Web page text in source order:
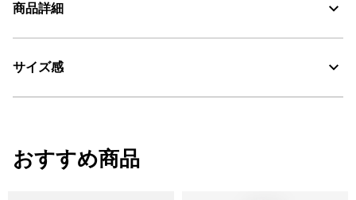
素材の特徴
コットンの混紡素材
UV CUT：紫外線カット
商品詳細
・色：オジエ (005)
サイズ感
リラックスフィット
おすすめ商品